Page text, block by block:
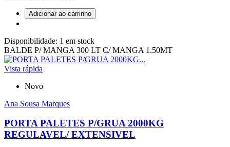
Adicionar ao carrinho
Disponibilidade: 1 em stock
BALDE P/ MANGA 300 LT C/ MANGA 1.50MT
Vista rápida
Novo
Ana Sousa Marques
PORTA PALETES P/GRUA 2000KG
REGULAVEL/ EXTENSIVEL